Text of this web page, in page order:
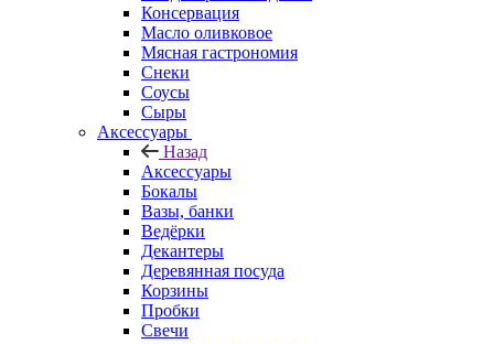
Консервация
Масло оливковое
Мясная гастрономия
Снеки
Соусы
Сыры
Аксессуары
Назад
Аксессуары
Бокалы
Вазы, банки
Ведёрки
Декантеры
Деревянная посуда
Корзины
Пробки
Свечи